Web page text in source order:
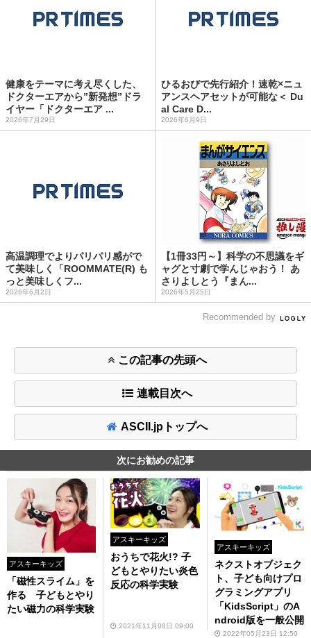
健康をテーマに考え尽くした、
ドクターエアから”新発想”ドラ
イヤー「ドクターエア ...
2026年7月29日
ひるおびで先行紹介！速乾×ニュ
アンスヘアセットが可能な＜ Du
al Care D...
2026年6月9日
高温調理でよりパリパリ感がで
て美味しく「ROOMMATE(R) も
っと美味しくフ...
2026年6月2日
【1冊33円～】科学の不思議をギ
ャグと寸劇で学んじゃおう！ あ
さりよしとう『まん...
2026年5月25日
Recommended by
この記事の先頭へ
連載目次へ
ASCII.jpトップへ
次にお勧めの記事
アスキーキッズ
「磁性スライム」を
作る 子どもとやり
たい磁力の科学実験
アスキーキッズ
おうちで花火!? 子
どもとやりたい炎色
反応の科学実験
2021年11月08日 09:00
アスキーキッズ
ネクストオブジェク
ト、子ども向けプロ
グラミングアプリ
「KidsScript」のA
ndroid版を一般公開
2022年05月23日 12:50